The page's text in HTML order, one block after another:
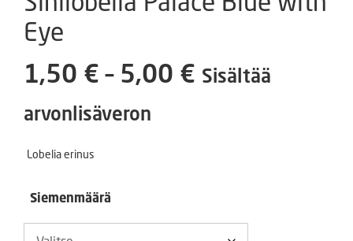
Eye
1,50 € – 5,00 € Hintaluokka:
Sisältää
arvonlisäveron
Lobelia erinus
Siemenmäärä